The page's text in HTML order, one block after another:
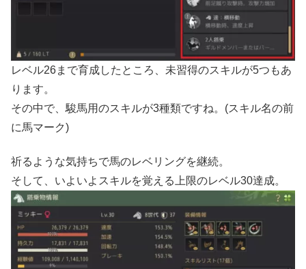
レベル26まで育成したところ、未習得のスキルが5つもあ
ります。
その中で、駿馬用のスキルが3種類ですね。(スキル名の前
に馬マーク)
祈るような気持ちで馬のレベリングを継続。
そして、いよいよスキルを覚える上限のレベル30達成。